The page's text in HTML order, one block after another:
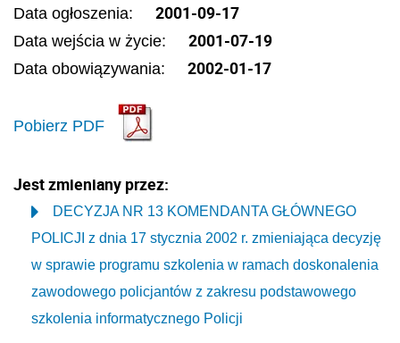
Data ogłoszenia: 2001-09-17
Data wejścia w życie: 2001-07-19
Data obowiązywania: 2002-01-17
Pobierz PDF
Jest zmieniany przez:
DECYZJA NR 13 KOMENDANTA GŁÓWNEGO
POLICJI z dnia 17 stycznia 2002 r. zmieniająca decyzję
w sprawie programu szkolenia w ramach doskonalenia
zawodowego policjantów z zakresu podstawowego
szkolenia informatycznego Policji